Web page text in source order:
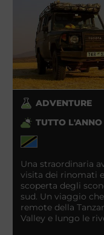
ADVENTURE
TUTTO L'ANNO
Una straordinaria
visita dei rinomati
scoperta degli
sud. Un viaggio
remote della
Valley e lungo le